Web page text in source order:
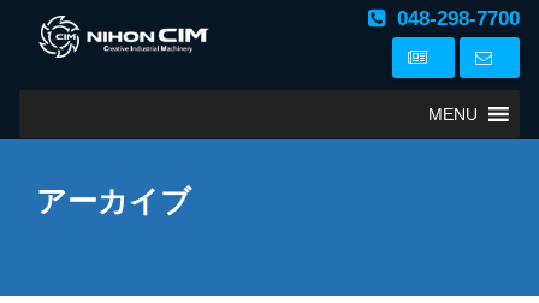
048-298-7700
MENU
アーカイブ